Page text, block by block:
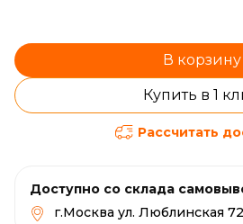
В корзину
Купить в 1
Рассчитать
Доступно со склада
г.Москва ул. Люблинская 72